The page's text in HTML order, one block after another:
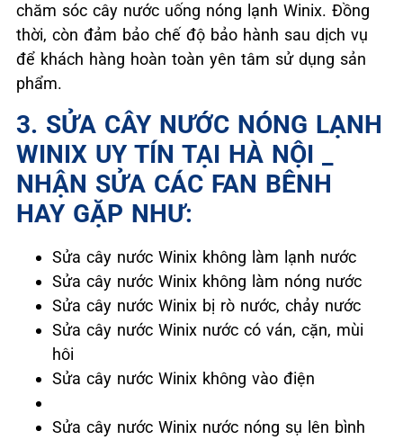
chăm sóc cây nước uống nóng lạnh Winix. Đồng
thời, còn đảm bảo chế độ bảo hành sau dịch vụ
để khách hàng hoàn toàn yên tâm sử dụng sản
phẩm.
3. SỬA CÂY NƯỚC NÓNG LẠNH
WINIX UY TÍN TẠI HÀ NỘI _
NHẬN SỬA CÁC FAN BÊNH
HAY GẶP NHƯ:
Sửa cây nước Winix không làm lạnh nước
Sửa cây nước Winix không làm nóng nước
Sửa cây nước Winix bị rò nước, chảy nước
Sửa cây nước Winix nước có ván, cặn, mùi
hôi
Sửa cây nước Winix không vào điện
Sửa cây nước Winix nước nóng sụ lên bình